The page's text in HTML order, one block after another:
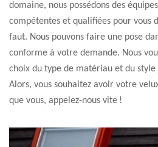
domaine, nous possédons des
compétentes et qualifiées pour vous
faut. Nous pouvons faire une pose
conforme à votre demande. Nous
choix du type de matériau et du style
Alors, vous souhaitez avoir votre
que vous, appelez-nous vite !